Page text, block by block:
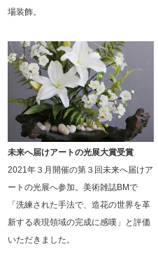
場装飾。
未来へ届けアートの光展大賞受賞
2021年３月開催の第３回未来へ届けア
ートの光展へ参加。美術雑誌BMで
「洗練された手法で、造花の世界を革
新する表現領域の完成に感嘆」と評価
いただきました。